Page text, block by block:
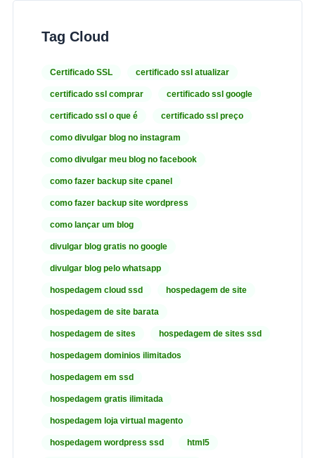
Tag Cloud
Certificado SSL certificado ssl atualizar
certificado ssl comprar certificado ssl google
certificado ssl o que é certificado ssl preço
como divulgar blog no instagram
como divulgar meu blog no facebook
como fazer backup site cpanel
como fazer backup site wordpress
como lançar um blog
divulgar blog gratis no google
divulgar blog pelo whatsapp
hospedagem cloud ssd hospedagem de site
hospedagem de site barata
hospedagem de sites hospedagem de sites ssd
hospedagem dominios ilimitados
hospedagem em ssd
hospedagem gratis ilimitada
hospedagem loja virtual magento
hospedagem wordpress ssd html5